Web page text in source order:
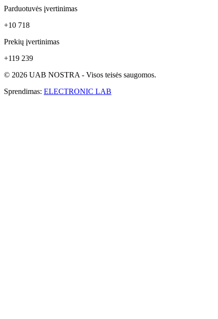
Parduotuvės įvertinimas
+10 718
Prekių įvertinimas
+119 239
© 2026 UAB NOSTRA - Visos teisės saugomos.
Sprendimas: ELECTRONIC LAB